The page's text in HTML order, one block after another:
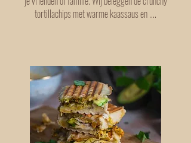
tortillachips met warme kaassaus en ....